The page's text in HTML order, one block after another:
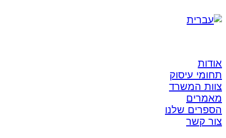
אודות
תחומי עיסוק
צוות המשרד
מאמרים
הספרים שלנו
צור קשר